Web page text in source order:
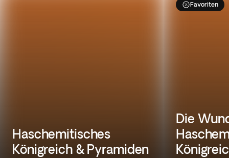
Haschemitisches
Königreich & Pyramiden
Favoriten
Die